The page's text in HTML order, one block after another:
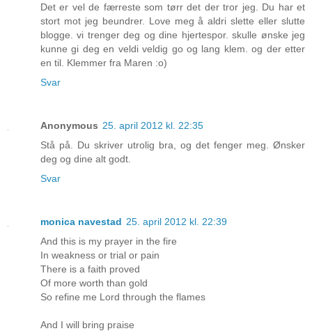
Det er vel de færreste som tørr det der tror jeg. Du har et
stort mot jeg beundrer. Love meg å aldri slette eller slutte
blogge. vi trenger deg og dine hjertespor. skulle ønske jeg
kunne gi deg en veldi veldig go og lang klem. og der etter
en til. Klemmer fra Maren :o)
Svar
Anonymous 25. april 2012 kl. 22:35
Stå på. Du skriver utrolig bra, og det fenger meg. Ønsker
deg og dine alt godt.
Svar
monica navestad 25. april 2012 kl. 22:39
And this is my prayer in the fire
In weakness or trial or pain
There is a faith proved
Of more worth than gold
So refine me Lord through the flames
And I will bring praise